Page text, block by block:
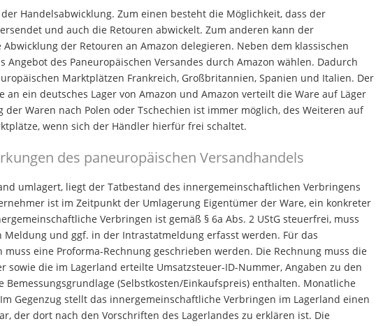
Handelsabwicklung. Zum einen besteht die Möglichkeit, dass der
und auch die Retouren abwickelt. Zum anderen kann der
der Retouren an Amazon delegieren. Neben dem klassischen
Angebot des Paneuropäischen Versandes durch Amazon wählen. Dadurch
Marktplätzen Frankreich, Großbritannien, Spanien und Italien. Der
an ein deutsches Lager von Amazon und Amazon verteilt die Ware auf Läger
Waren nach Polen oder Tschechien ist immer möglich, des Weiteren auf
wenn sich der Händler hierfür frei schaltet.
des paneuropäischen Versandhandels
umlagert, liegt der Tatbestand des innergemeinschaftlichen Verbringens
ist im Zeitpunkt der Umlagerung Eigentümer der Ware, ein konkreter
Verbringen ist gemäß § 6a Abs. 2 UStG steuerfrei, muss
Meldung und ggf. in der Intrastatmeldung erfasst werden. Für das
eine Proforma-Rechnung geschrieben werden. Die Rechnung muss die
sowie die im Lagerland erteilte Umsatzsteuer-ID-Nummer, Angaben zu den
(Selbstkosten/Einkaufspreis) enthalten. Monatliche
Gegenzug stellt das innergemeinschaftliche Verbringen im Lagerland einen
der dort nach den Vorschriften des Lagerlandes zu erklären ist. Die